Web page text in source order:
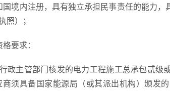
境内注册，具有独立承担民事责任的能力
照）；
要求：
政主管部门核发的电力工程施工总承包贰级
须具备国家能源局（或其派出机构）颁发